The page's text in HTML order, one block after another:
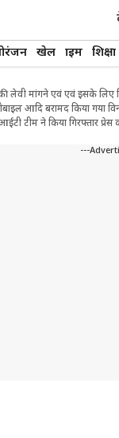
खेल क्राइम शिक्षा
मांगने एवं एवं इसके लिए
आदि बरामद किया गया
टीम ने किया गिरफ्तार
---